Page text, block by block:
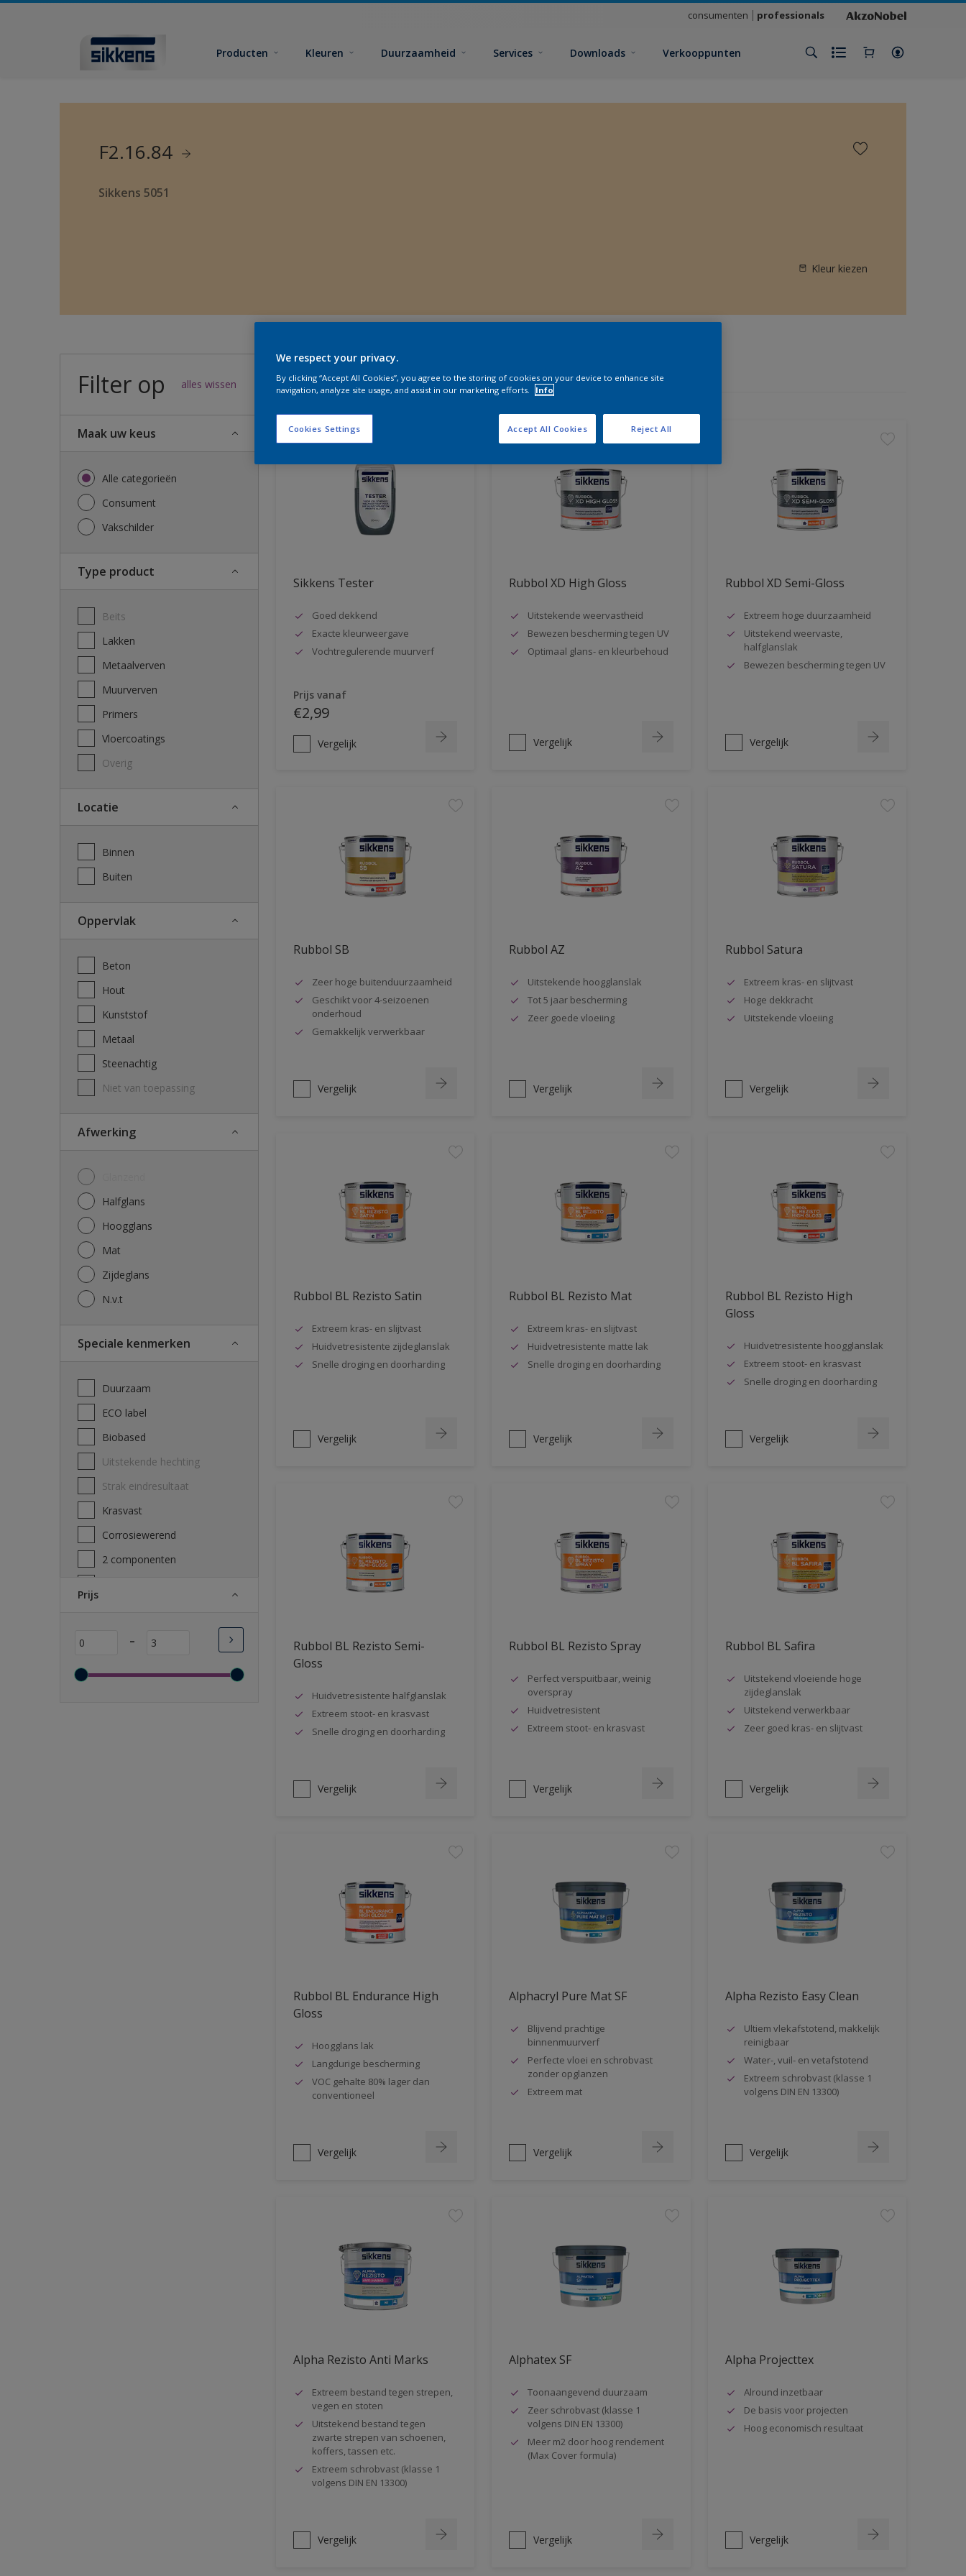
consumenten professionals
Producten Kleuren Duurzaamheid Services Downloads Verkooppunten
F2.16.84
Sikkens 5051
Kleur kiezen
Filter op alles wissen
Maak uw keus
Alle categorieën
Consument
Vakschilder
Type product
Beits
Lakken
Metaalverven
Muurverven
Primers
Vloercoatings
Overig
Locatie
Binnen
Buiten
Oppervlak
Beton
Hout
Kunststof
Metaal
Steenachtig
Niet van toepassing
Afwerking
Halfglans
Hoogglans
Mat
Zijdeglans
N.v.t
Speciale kenmerken
Duurzaam
ECO label
Biobased
Uitstekende hechting
Strak eindresultaat
Krasvast
Corrosiewerend
2 componenten
Wasbaar
Sneldrogend
Prijs
-
57resultaten voor jou
Sikkens Tester
Goed dekkend
Exacte kleurweergave
Vochtregulerende muurverf
Prijs vanaf
€2,99
Vergelijk
Rubbol XD High Gloss
Uitstekende weervastheid
Bewezen bescherming tegen UV
Optimaal glans- en kleurbehoud
Vergelijk
Rubbol XD Semi-Gloss
Extreem hoge duurzaamheid
Uitstekend weervaste,
halfglanslak
Bewezen bescherming tegen UV
Vergelijk
Rubbol SB
Zeer hoge buitenduurzaamheid
Geschikt voor 4-seizoenen
onderhoud
Gemakkelijk verwerkbaar
Vergelijk
Rubbol AZ
Uitstekende hoogglanslak
Tot 5 jaar bescherming
Zeer goede vloeiing
Vergelijk
Rubbol Satura
Extreem kras- en slijtvast
Hoge dekkracht
Uitstekende vloeiing
Vergelijk
Rubbol BL Rezisto Satin
Extreem kras- en slijtvast
Huidvetresistente zijdeglanslak
Snelle droging en doorharding
Vergelijk
Rubbol BL Rezisto Mat
Extreem kras- en slijtvast
Huidvetresistente matte lak
Snelle droging en doorharding
Vergelijk
Rubbol BL Rezisto High
Gloss
Huidvetresistente hoogglanslak
Extreem stoot- en krasvast
Snelle droging en doorharding
Vergelijk
Rubbol BL Rezisto Semi-
Gloss
Huidvetresistente halfglanslak
Extreem stoot- en krasvast
Snelle droging en doorharding
Vergelijk
Rubbol BL Rezisto Spray
Perfect verspuitbaar, weinig
overspray
Huidvetresistent
Extreem stoot- en krasvast
Vergelijk
Rubbol BL Safira
Uitstekend vloeiende hoge
zijdeglanslak
Uitstekend verwerkbaar
Zeer goed kras- en slijtvast
Vergelijk
Rubbol BL Endurance High
Gloss
Hoogglans lak
Langdurige bescherming
VOC gehalte 80% lager dan
conventioneel
Vergelijk
Alphacryl Pure Mat SF
Blijvend prachtige
binnenmuurverf
Perfecte vloei en schrobvast
zonder opglanzen
Extreem mat
Vergelijk
Alpha Rezisto Easy Clean
Ultiem vlekafstotend, makkelijk
reinigbaar
Water-, vuil- en vetafstotend
Extreem schrobvast (klasse 1
volgens DIN EN 13300)
Vergelijk
Alpha Rezisto Anti Marks
Extreem bestand tegen strepen,
vegen en stoten
Uitstekend bestand tegen
zwarte strepen van schoenen,
koffers, tassen etc.
Extreem schrobvast (klasse 1
volgens DIN EN 13300)
Vergelijk
Alphatex SF
Toonaangevend duurzaam
Zeer schrobvast (klasse 1
volgens DIN EN 13300)
Meer m2 door hoog rendement
(Max Cover formula)
Vergelijk
Alpha Projecttex
Alround inzetbaar
De basis voor projecten
Hoog economisch resultaat
Vergelijk
We respect your privacy.
By clicking “Accept All Cookies”, you agree to the storing of cookies on your device to enhance site
navigation, analyze site usage, and assist in our marketing efforts.
Info
Cookies Settings Reject All
Accept All Cookies